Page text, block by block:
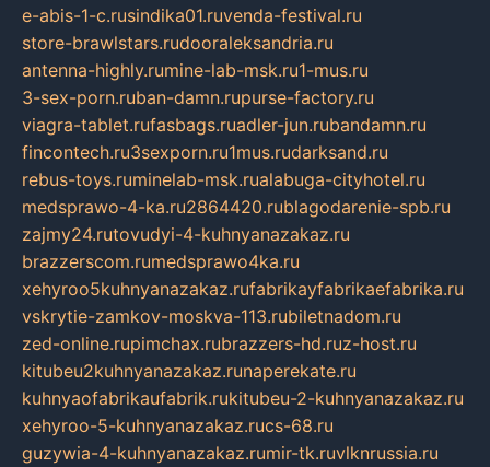
e-abis-1-c.rusindika01.ruvenda-festival.ru
store-brawlstars.rudooraleksandria.ru
antenna-highly.rumine-lab-msk.ru1-mus.ru
3-sex-porn.ruban-damn.rupurse-factory.ru
viagra-tablet.rufasbags.ruadler-jun.rubandamn.ru
fincontech.ru3sexporn.ru1mus.rudarksand.ru
rebus-toys.ruminelab-msk.rualabuga-cityhotel.ru
medsprawo-4-ka.ru2864420.rublagodarenie-spb.ru
zajmy24.rutovudyi-4-kuhnyanazakaz.ru
brazzerscom.rumedsprawo4ka.ru
xehyroo5kuhnyanazakaz.rufabrikayfabrikaefabrika.ru
vskrytie-zamkov-moskva-113.rubiletnadom.ru
zed-online.rupimchax.rubrazzers-hd.ruz-host.ru
kitubeu2kuhnyanazakaz.runaperekate.ru
kuhnyaofabrikaufabrik.rukitubeu-2-kuhnyanazakaz.ru
xehyroo-5-kuhnyanazakaz.rucs-68.ru
guzywia-4-kuhnyanazakaz.rumir-tk.ruvlknrussia.ru